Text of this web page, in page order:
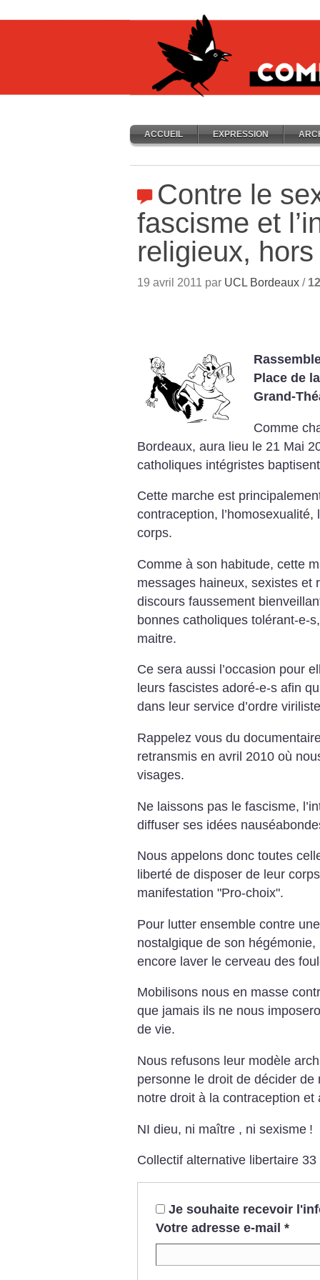
ACCUEIL EXPRESSION
Contre le
fascisme et
religieux,
19 avril 2011 par UCL Bordeaux /
Place de
Grand-
Comme
Bordeaux, aura lieu le 21 Mai
catholiques intégristes
Cette marche est
contraception,
corps.
Comme à son habitude, cette
messages haineux, sexistes et
discours faussement
bonnes catholiques tolérant-e-
maitre.
Ce sera aussi l’occasion pour
leurs fascistes adoré-e-s afin
dans leur service d’ordre
Rappelez vous du
retransmis en avril 2010 où
visages.
Ne laissons pas le fascisme,
diffuser ses idées
Nous appelons donc toutes
liberté de disposer de leur
manifestation "Pro-choix".
Pour lutter ensemble contre
nostalgique de son
encore laver le cerveau des
Mobilisons nous en masse
que jamais ils ne nous
de vie.
Nous refusons leur modèle
personne le droit de décider
notre droit à la contraception et
NI dieu, ni maître , ni sexisme !
Collectif alternative libertaire 33
Je souhaite recevoir
Votre adresse e-mail *